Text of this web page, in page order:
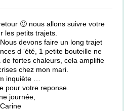
🙂 nous allons suivre votre
les petits trajets.
devons faire un long trajet
d ‘été, 1 petite bouteille ne
fortes chaleurs, cela amplifie
chez mon mari.
inquiète …
pour votre reponse.
journée,
Carine